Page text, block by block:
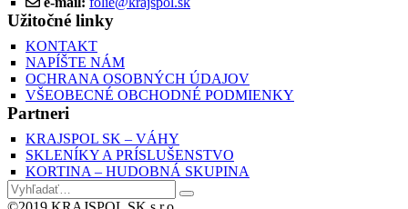
Užitočné linky
KONTAKT
NAPÍŠTE NÁM
OCHRANA OSOBNÝCH ÚDAJOV
VŠEOBECNÉ OBCHODNÉ PODMIENKY
Partneri
KRAJSPOL SK – VÁHY
SKLENÍKY A PRÍSLUŠENSTVO
KORTINA – HUDOBNÁ SKUPINA